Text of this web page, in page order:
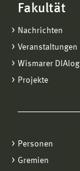
Fakultät
Nachrichten
Veranstaltungen
Wismarer DIAlog
Projekte
Personen
Gremien